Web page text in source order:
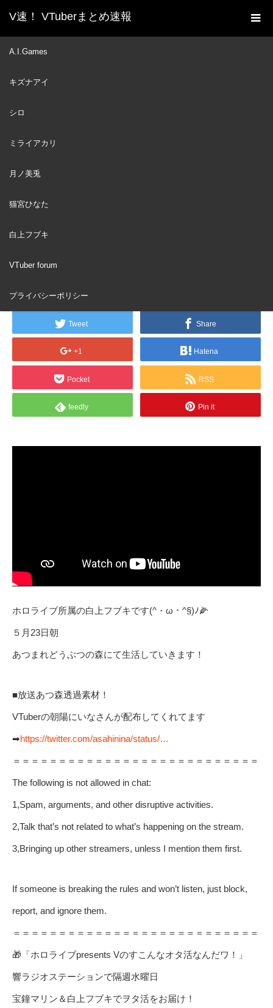
V速！ VTuberまとめ速報
A.I.Games
キズナアイ
シロ
ミライアカリ
月ノ美兎
猫宮ひなた
白上フブキ
VTuber forum
プライバシーポリシー
ホーム
新着動画一覧
01
【5/23】ペーター週間４日目な狐だなも【あ
Tweet Share
+1 Hatena
Pocket RSS
feedly Pin it
ホロライブ所属の白上フブキです(^・ω・^§)ﾉ🌽
５月23日朝
あつまれどうぶつの森にて生活していきます！
■放送あつ森透過素材！
VTuberの朝陽にいなさんが配布してくれてます
➡https://twitter.com/asahinina/status/…
＝＝＝＝＝＝＝＝＝＝＝＝＝＝＝＝＝＝＝＝＝＝＝＝＝＝＝
The following is not allowed in chat:
1,Spam, arguments, and other disruptive activities.
2,Talk that’s not related to what’s happening on the stream.
3,Bringing up other streamers, unless I mention them first.
If someone is breaking the rules and won’t listen, just block,
report, and ignore them.
＝＝＝＝＝＝＝＝＝＝＝＝＝＝＝＝＝＝＝＝＝＝＝＝＝＝＝
🎁「ホロライブpresents Vのすこんなオタ活なんだワ！」
響ラジオステーションで隔週水曜日
宝鐘マリン＆白上フブキでヲタ活をお届け！